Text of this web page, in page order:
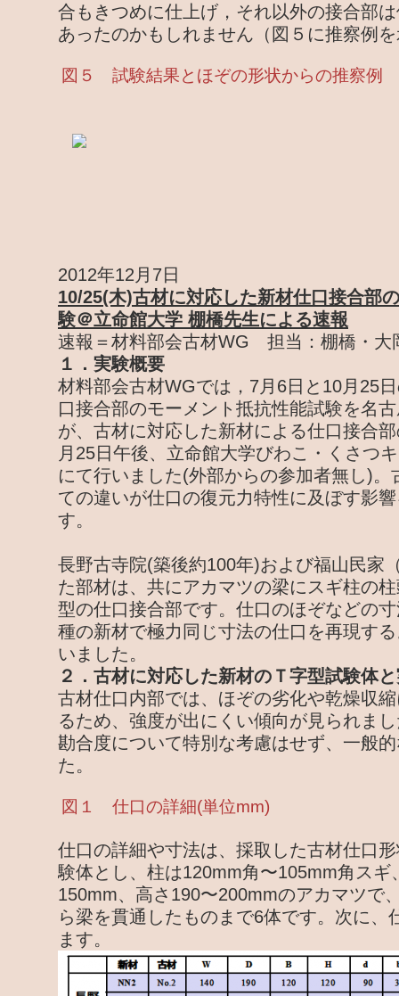
合もきつめに仕上げ，それ以外の接合部
あったのかもしれません（図５に推察例
図５ 試験結果とほぞの形状からの推察例
2012年12月7日
10/25(木)古材に対応した新材仕口接合部
験＠立命館大学 棚橋先生による速報
速報＝材料部会古材WG 担当：棚橋・大
１．実験概要
材料部会古材WGでは，7月6日と10月25
口接合部のモーメント抵抗性能試験を名
が、古材に対応した新材による仕口接合
月25日午後、立命館大学びわこ・くさつ
にて行いました(外部からの参加者無し)。
ての違いが仕口の復元力特性に及ぼす影
す。
長野古寺院(築後約100年)および福山民家
た部材は、共にアカマツの梁にスギ柱の
型の仕口接合部です。仕口のほぞなどの
種の新材で極力同じ寸法の仕口を再現す
いました。
２．古材に対応した新材のＴ字型試験体
古材仕口内部では、ほぞの劣化や乾燥収
るため、強度が出にくい傾向が見られま
勘合度について特別な考慮はせず、一般
た。
図１ 仕口の詳細(単位mm)
仕口の詳細や寸法は、採取した古材仕口
験体とし、柱は120mm角〜105mm角スギ
150mm、高さ190〜200mmのアカマツで
ら梁を貫通したものまで6体です。次に、
ます。